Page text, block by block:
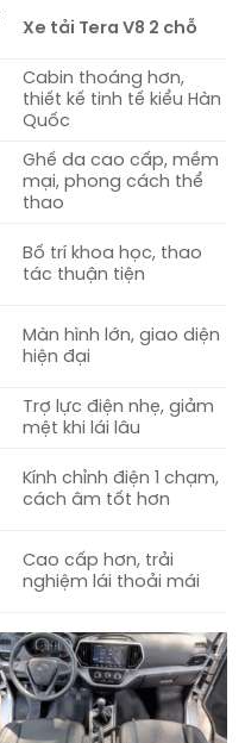
Xe tải Tera V8 2 chỗ
Cabin thoáng hơn,
thiết kế tinh tế kiểu Hàn
Quốc
Ghế da cao cấp, mềm
mại, phong cách thể
thao
Bố trí khoa học, thao
tác thuận tiện
Màn hình lớn, giao diện
hiện đại
Trợ lực điện nhẹ, giảm
mệt khi lái lâu
Kính chỉnh điện 1 chạm,
cách âm tốt hơn
Cao cấp hơn, trải
nghiệm lái thoải mái